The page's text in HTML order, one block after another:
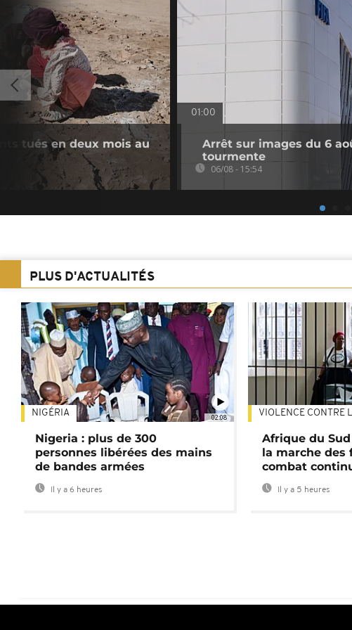
tués en deux mois au
01:00
Arrêt sur images du 6
tourmente
06/08 - 15:54
PLUS D'ACTUALITÉS
02:08
NIGÉRIA
Nigeria : plus de 300
personnes libérées des mains
de bandes armées
Il y a 6 heures
VIOLENCE CONTRE
Afrique du
la marche des
combat
Il y a 5 heures